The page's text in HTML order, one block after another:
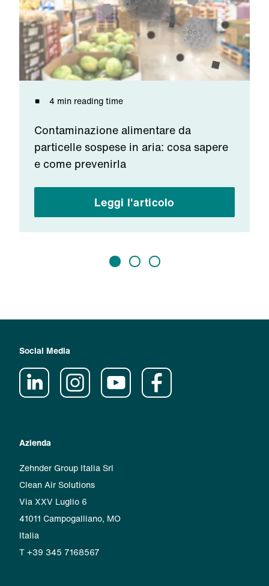
4 min reading time
Contaminazione alimentare da
particelle sospese in aria: cosa sapere
e come prevenirla
Leggi l'articolo
Azienda
Zehnder Group Italia Srl
Clean Air Solutions
Via XXV Luglio 6
41011 Campogalliano, MO
Italia
T +39 345 7168567
Social Media